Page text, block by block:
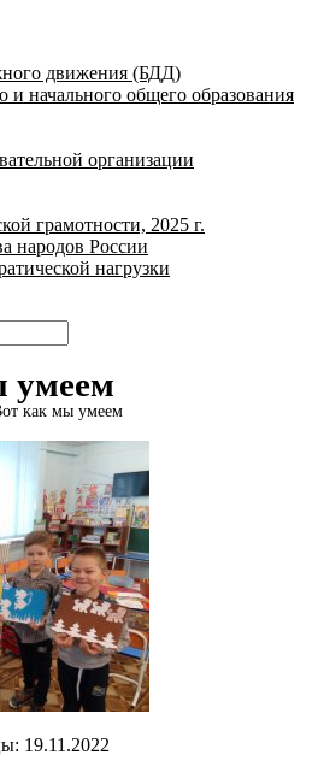
движения (БДД)
и начального общего образования
организации
грамотности, 2025 г.
народов России
нагрузки
умеем
как мы умеем
19.11.2022